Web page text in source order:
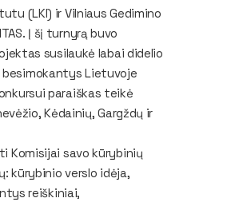
(LKI) ir Vilniaus Gedimino
Į šį turnyrą buvo
susilaukė labai didelio
Lietuvoje
paraiškas teikė
Kėdainių, Gargždų ir
Komisijai savo kūrybinių
kūrybinio verslo idėja,
reiškiniai,